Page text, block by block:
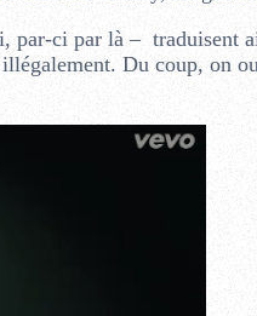
par-ci par là – traduisent
Du coup, on